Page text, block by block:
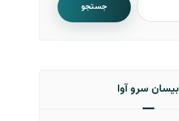
جستجو
بیسان سرو آوا